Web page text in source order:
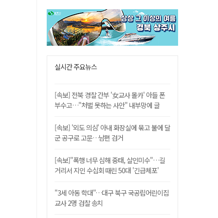
실시간 주요뉴스
[속보] 전북 경찰 간부 '女교사 몰카' 아들 폰
부수고…"처벌 못하는 사안" 내부망에 글
[속보] '외도 의심' 아내 화장실에 묶고 불에 달
군 공구로 고문…남편 검거
[속보]"폭행 너무 심해 중태, 살인미수"…길
거리서 지인 수십회 때린 50대 '긴급체포'
"3세 아동 학대"…대구 북구 국공립어린이집
교사 2명 검찰 송치